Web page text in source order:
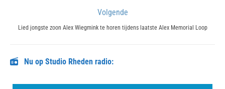
Volgende
Next
Lied jongste zoon Alex Wiegmink te horen tijdens laatste Alex Memorial Loop
Nu op Studio Rheden radio: